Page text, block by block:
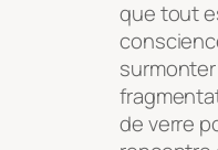
que tout
de verre